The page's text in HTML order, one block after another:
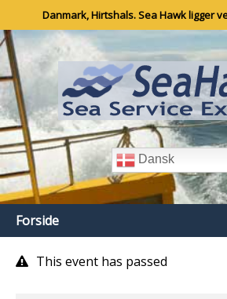
Danmark, Hirtshals. Sea Hawk ligger
Dansk
Forside
This event has passed